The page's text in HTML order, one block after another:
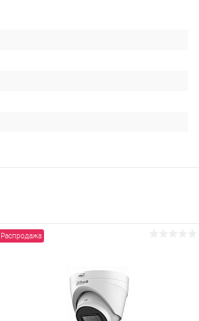
Распродажа